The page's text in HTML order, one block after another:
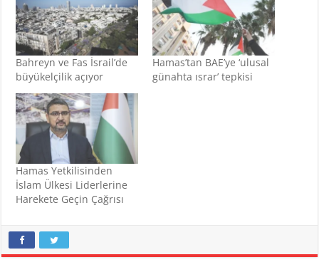
Bahreyn ve Fas İsrail’de
büyükelçilik açıyor
Hamas’tan BAE’ye ‘ulusal
günahta ısrar’ tepkisi
Hamas Yetkilisinden
İslam Ülkesi Liderlerine
Harekete Geçin Çağrısı